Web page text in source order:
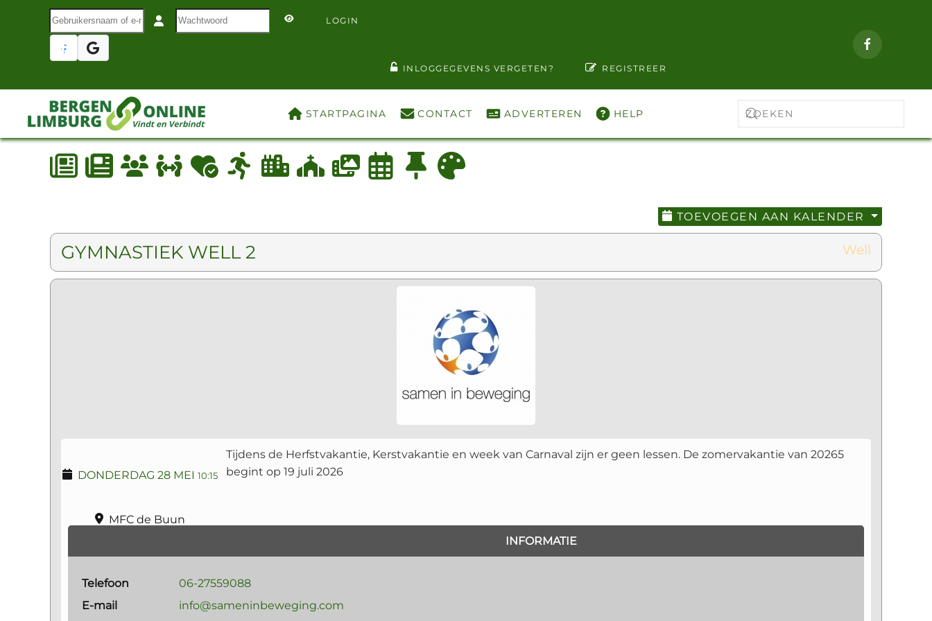
Terug naar hoofdinhoud
Gebruikersnaam of e-mail
LOGIN
INLOGGEGEVENS VERGETEN? REGISTREER
STARTPAGINA CONTACT ADVERTEREN HELP
TOEVOEGEN AAN KALENDER
GYMNASTIEK WELL 2 Well
DONDERDAG 28 MEI 10:15
MFC de Buun
Tijdens de Herfstvakantie, Kerstvakantie en week van Carnaval zijn er geen lessen. De zomervakantie van 20265
begint op 19 juli 2026
INFORMATIE
Telefoon
06-27559088
E-mail
info@sameninbeweging.com